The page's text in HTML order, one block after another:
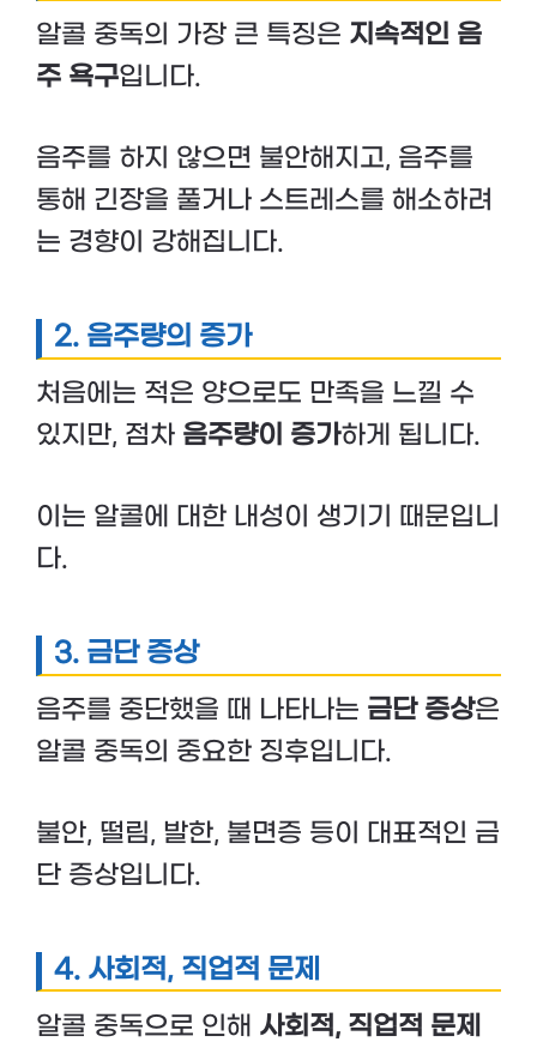
알콜 중독의 가장 큰 특징은 지속적인 음
주 욕구입니다.
음주를 하지 않으면 불안해지고, 음주를
통해 긴장을 풀거나 스트레스를 해소하려
는 경향이 강해집니다.
2. 음주량의 증가
처음에는 적은 양으로도 만족을 느낄 수
있지만, 점차 음주량이 증가하게 됩니다.
이는 알콜에 대한 내성이 생기기 때문입니
다.
3. 금단 증상
음주를 중단했을 때 나타나는 금단 증상은
알콜 중독의 중요한 징후입니다.
불안, 떨림, 발한, 불면증 등이 대표적인 금
단 증상입니다.
4. 사회적, 직업적 문제
알콜 중독으로 인해 사회적, 직업적 문제